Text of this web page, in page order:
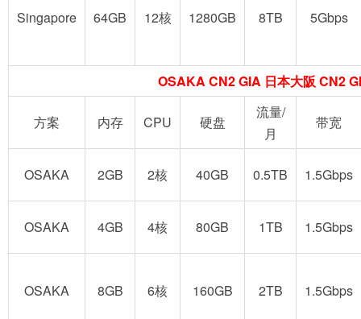
Singapore 64GB 12核 1280GB 8TB 5Gbps
OSAKA CN2 GIA 日本大阪 CN2
方案 内存 CPU 硬盘
流量/
月
带宽
OSAKA 2GB 2核 40GB 0.5TB 1.5Gbps
OSAKA 4GB 4核 80GB 1TB 1.5Gbps
OSAKA 8GB 6核 160GB 2TB 1.5Gbps